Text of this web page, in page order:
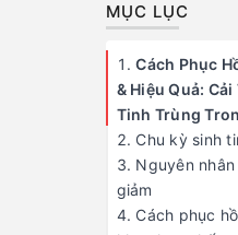
MỤC LỤC
Cách Phục
& Hiệu Quả:
Tinh Trùng
Chu kỳ sinh
Nguyên
giảm
Cách phục